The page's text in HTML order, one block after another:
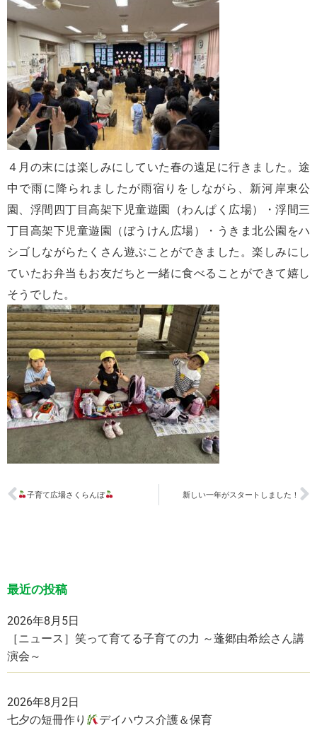
４月の末には楽しみにしていた春の遠足に行きました。途
中で雨に降られましたが雨宿りをしながら、新河岸東公
園、浮間四丁目高架下児童遊園（わんぱく広場）・浮間三
丁目高架下児童遊園（ぼうけん広場）・うきま北公園をハ
シゴしながらたくさん遊ぶことができました。楽しみにし
ていたお弁当もお友だちと一緒に食べることができて嬉し
そうでした。
子育て広場さくらんぼ 新しい一年がスタートしました！
最近の投稿
2026年8月5日
［ニュース］笑って育てる子育ての力 ～蓬郷由希絵さん講
演会～
2026年8月2日
七夕の短冊作り デイハウス介護＆保育